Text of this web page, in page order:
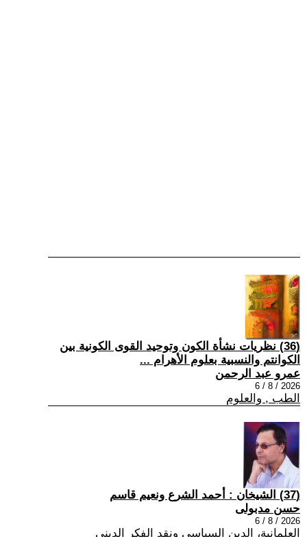
(36) نظريات نشأة الكون وتوحيد القوى الكونية بين
الكوانتم والنسبية بعلوم الأهرام ...
عمرو عبد الرحمن
2026 / 8 / 6
الطب , والعلوم
(37) الشيخان : أحمد الشرع ونعيم قاسم
حسن مدبولى
2026 / 8 / 6
العلمانية، الدين السياسي ونقد الفكر الديني